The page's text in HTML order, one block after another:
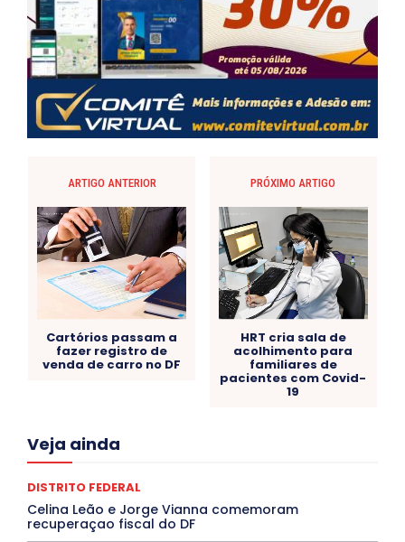
ARTIGO ANTERIOR
Cartórios passam a
fazer registro de
venda de carro no DF
PRÓXIMO ARTIGO
HRT cria sala de
acolhimento para
familiares de
pacientes com Covid-
19
Veja ainda
Acre
Congressuanas & Esplanadumas
Covid-19
Crônica Política
Cultura e Tal
DANÇA Dengue
DESTAQUE BRASIL
DESTAQUE DF
DISTRITO FEDERAL
Celina Leão e Jorge Vianna comemoram
recuperaçao fiscal do DF